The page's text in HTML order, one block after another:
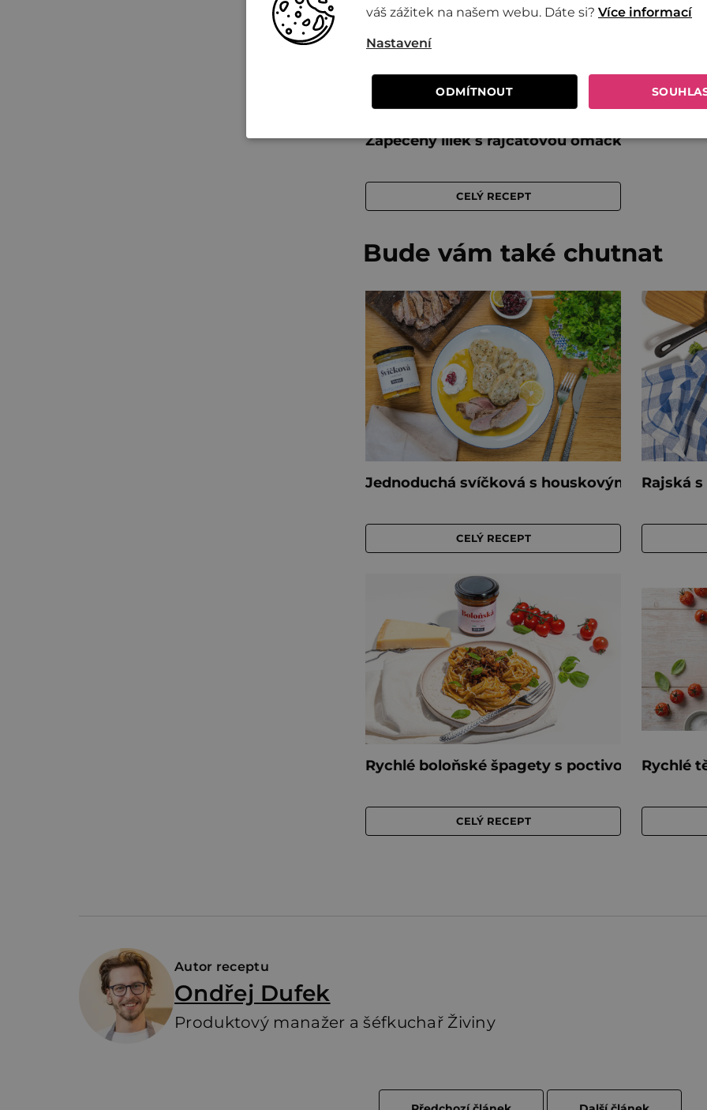
Bude vám také chutnat
Autor receptu
Ondřej Dufek
Produktový manažer a šéfkuchař Živiny
váš zážitek na našem webu. Dáte si? Více informací
ODMÍTNOUT
Nastavení